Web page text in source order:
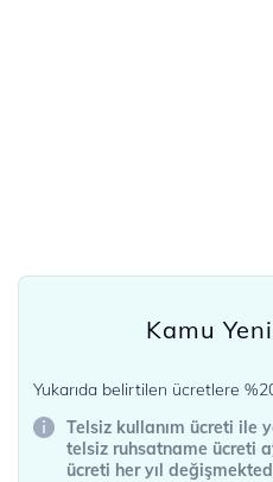
Kamu
Yukarıda belirtilen ücretlere
Telsiz kullanım ücreti ile
telsiz ruhsatname ücreti
ücreti her yıl